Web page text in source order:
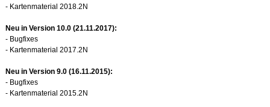
- Kartenmaterial 2018.2N
Neu in Version 10.0 (21.11.2017):
- Bugfixes
- Kartenmaterial 2017.2N
Neu in Version 9.0 (16.11.2015):
- Bugfixes
- Kartenmaterial 2015.2N